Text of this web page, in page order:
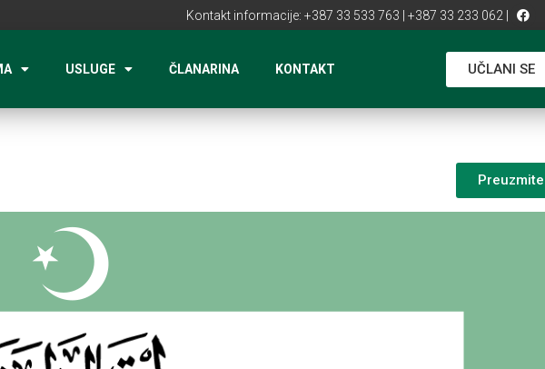
Kontakt informacije: +387 33 533 763 | +387 33 233 062 |
USLUGE ČLANARINA KONTAKT UČLANI SE
Preuzmite